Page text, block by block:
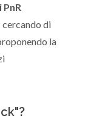
cercando di
la